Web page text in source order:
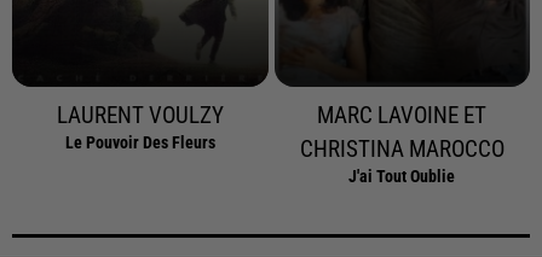
LAURENT VOULZY
Le Pouvoir Des Fleurs
MARC LAVOINE ET
CHRISTINA MAROCCO
J'ai Tout Oublie